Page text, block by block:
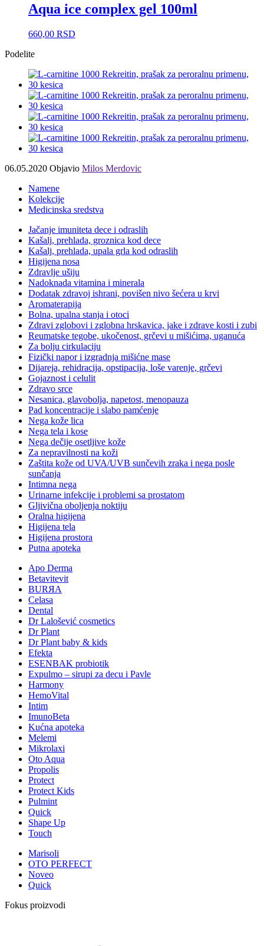
Aqua ice complex gel 100ml
660,00 RSD
Podelite
06.05.2020 Objavio Milos Merdovic
Namene
Kolekcije
Medicinska sredstva
Jačanje imuniteta dece i odraslih
Kašalj, prehlada, groznica kod dece
Kašalj, prehlada, upala grla kod odraslih
Higijena nosa
Zdravlje ušiju
Nadoknada vitamina i minerala
Dodatak zdravoj ishrani, povišen nivo šećera u krvi
Aromaterapija
Bolna, upalna stanja i otoci
Zdravi zglobovi i zglobna hrskavica, jake i zdrave kosti i zubi
Reumatske tegobe, ukočenost, grčevi u mišićima, uganuća
Za bolju cirkulaciju
Fizički napor i izgradnja mišićne mase
Dijareja, rehidracija, opstipacija, loše varenje, grčevi
Gojaznost i celulit
Zdravo srce
Nesanica, glavobolja, napetost, menopauza
Pad koncentracije i slabo pamćenje
Nega kože lica
Nega tela i kose
Nega dečije osetljive kože
Za nepravilnosti na koži
Zaštita kože od UVA/UVB sunčevih zraka i nega posle
sunčanja
Intimna nega
Urinarne infekcije i problemi sa prostatom
Gljivična oboljenja noktiju
Oralna higijena
Higijena tela
Higijena prostora
Putna apoteka
Apo Derma
Betavitevit
BURЯA
Celasa
Dental
Dr Lalošević cosmetics
Dr Plant
Dr Plant baby & kids
Efekta
ESENBAK probiotik
Expulmo – sirupi za decu i Pavle
Harmony
HemoVital
Intim
ImunoBeta
Kućna apoteka
Melemi
Mikrolaxi
Oto Aqua
Propolis
Protect
Protect Kids
Pulmint
Quick
Shape Up
Touch
Marisoli
OTO PERFECT
Noveo
Quick
Fokus proizvodi